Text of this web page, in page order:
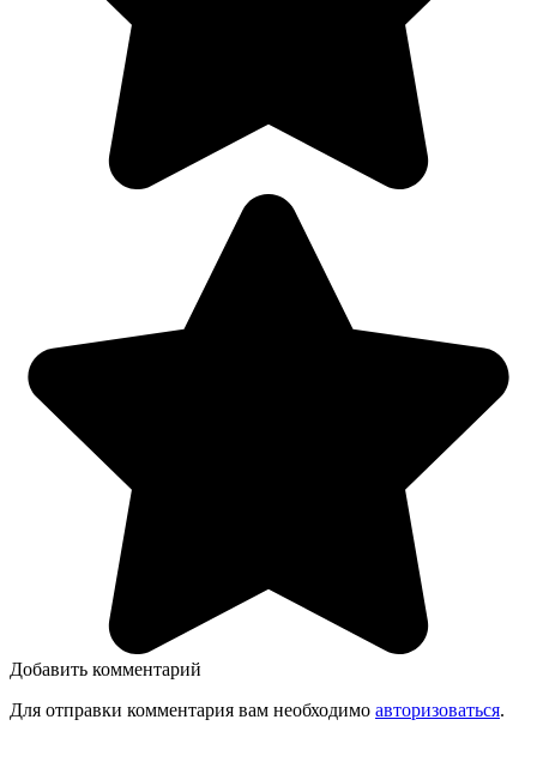
Добавить комментарий
Для отправки комментария вам необходимо авторизоваться.